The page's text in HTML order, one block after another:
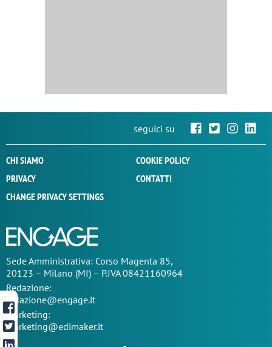
seguici su
CHI SIAMO
COOKIE POLICY
PRIVACY
CONTATTI
CHANGE PRIVACY SETTINGS
SedeAmministrativa: Corso Magenta 85,
20123 – Milano (MI) – P.IVA 08421160964
Redazione:
redazione@engage.it
Marketing:
marketing@edimaker.it